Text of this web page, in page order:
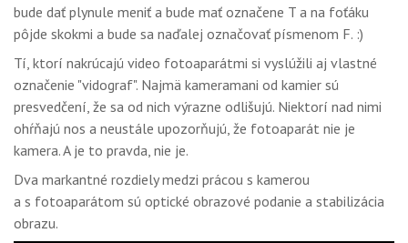
PORADŇA
SÚŤAŽE
KALENDÁR AKCIÍ
WORKSHOPY
OBCHOD
bude dať plynule meniť a bude mať označene T a na foťáku
pôjde skokmi a bude sa naďalej označovať písmenom F. :)
Tí, ktorí nakrúcajú video fotoaparátmi si vyslúžili aj vlastné
označenie "vidograf". Najmä kameramani od kamier sú
presvedčení, že sa od nich výrazne odlišujú. Niektorí nad nimi
ohŕňajú nos a neustále upozorňujú, že fotoaparát nie je
kamera. A je to pravda, nie je.
Dva markantné rozdiely medzi prácou s kamerou
a s fotoaparátom sú optické obrazové podanie a stabilizácia
obrazu.